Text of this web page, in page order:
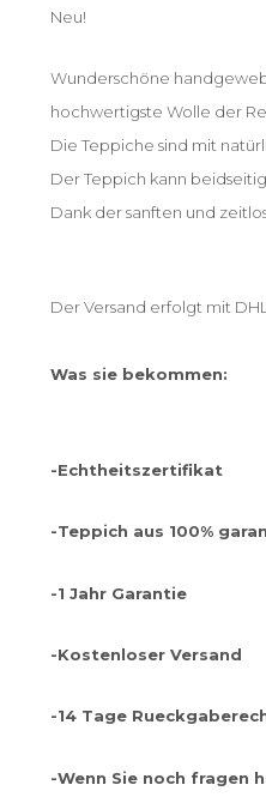
Neu!
Wunderschöne
hochwertigste Wolle der
Die Teppiche sind mit
Der Teppich kann
Dank der sanften und
Der Versand erfolgt mit
Was sie bekommen:
-Echtheitszertifikat
-Teppich aus 100%
-1 Jahr Garantie
-Kostenloser Versand
-14 Tage
-Wenn Sie noch fragen